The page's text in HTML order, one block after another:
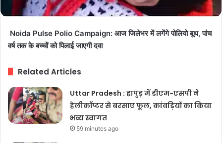
Noida Pulse Polio Campaign: आज जिलेभर में लगेंगे पोलियो बूथ, पांच
वर्ष तक के बच्चों को पिलाई जाएगी दवा
Related Articles
Uttar Pradesh : हापुड़ में डीएम-एसपी ने
हेलीकॉप्टर से बरसाए फूल, कांवड़ियों का किया
भव्य स्वागत
59 minutes ago